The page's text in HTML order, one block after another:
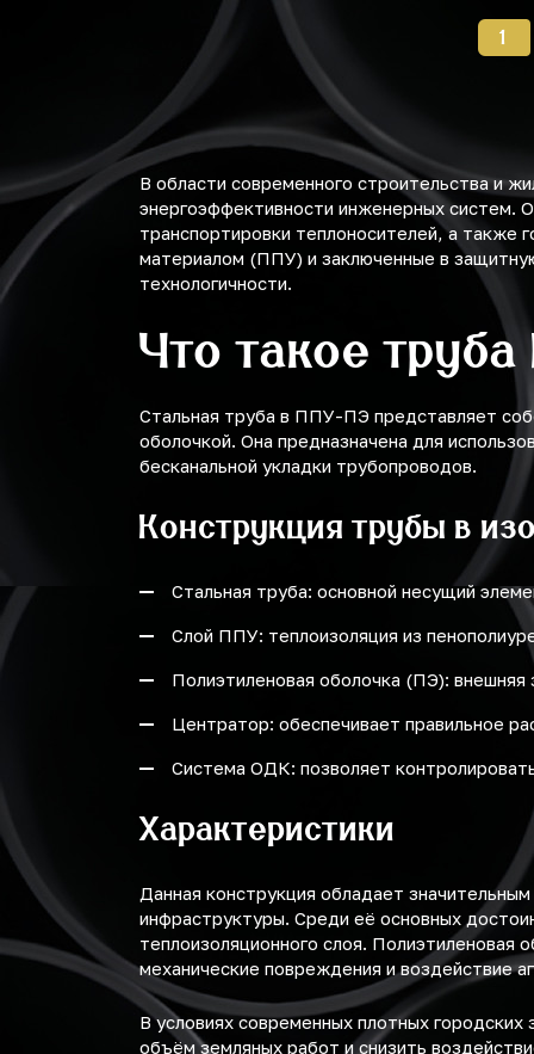
1
В области современного строительства и
энергоэффективности инженерных систем.
транспортировки теплоносителей, а также
материалом (ППУ) и заключенные в
технологичности.
Что такое
Стальная труба в ППУ-ПЭ представляет
оболочкой. Она предназначена для
бесканальной укладки трубопроводов.
Конструкция трубы в
Стальная труба: основной несущий
Слой ППУ: теплоизоляция из
Полиэтиленовая оболочка (ПЭ): внешняя
Центратор: обеспечивает правильное
Система ОДК: позволяет
Характеристики
Данная конструкция обладает
инфраструктуры. Среди её основных
теплоизоляционного слоя.
механические повреждения и воздействие
В условиях современных плотных
объём земляных работ и снизить